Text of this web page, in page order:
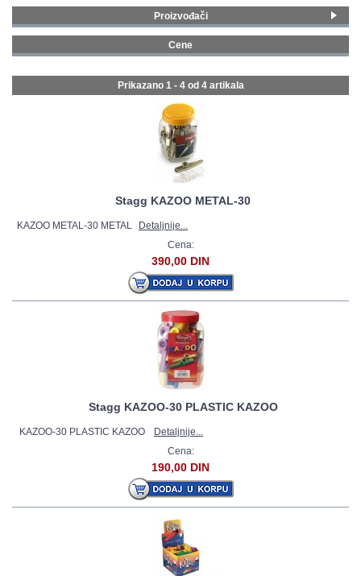
GALERIJA
Proizvođači
Jim Dunlop (1)
Stagg (3)
Cene
Prikazano 1 - 4 od 4 artikala
Stagg KAZOO METAL-30
KAZOO METAL-30 METAL
Detaljnije...
Cena:
390,00 DIN
Stagg KAZOO-30 PLASTIC KAZOO
KAZOO-30 PLASTIC KAZOO
Detaljnije...
Cena:
190,00 DIN